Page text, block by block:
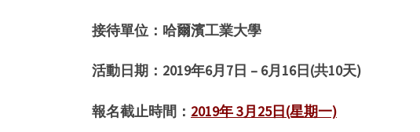
接待單位：哈爾濱工業大學
活動日期： 2019年6月7日 – 6月16日(共10天)
報名截止時間： 2019年 3月25日(星期一)